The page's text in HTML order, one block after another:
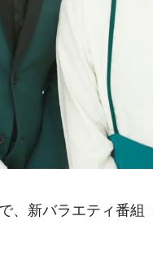
、新バラエティ番組